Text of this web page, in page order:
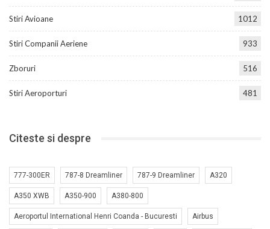
Stiri Avioane 1012
Stiri Companii Aeriene 933
Zboruri 516
Stiri Aeroporturi 481
Citeste si despre
777-300ER 787-8 Dreamliner 787-9 Dreamliner A320
A350 XWB A350-900 A380-800
Aeroportul International Henri Coanda - Bucuresti Airbus